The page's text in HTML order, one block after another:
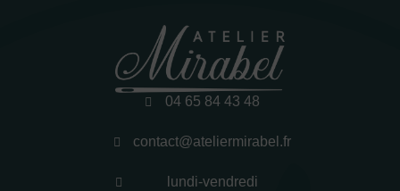
04 65 84 43 48
contact@ateliermirabel.fr
lundi-vendredi